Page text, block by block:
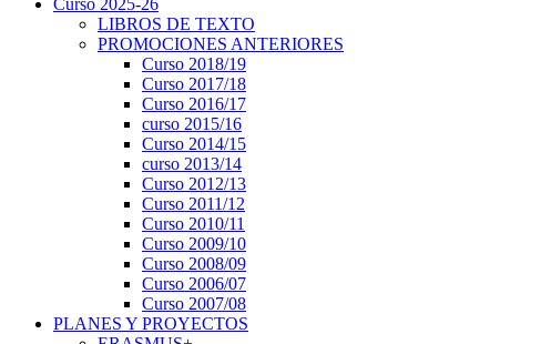
Curso 2025-26
LIBROS DE TEXTO
PROMOCIONES ANTERIORES
Curso 2018/19
Curso 2017/18
Curso 2016/17
curso 2015/16
Curso 2014/15
curso 2013/14
Curso 2012/13
Curso 2011/12
Curso 2010/11
Curso 2009/10
Curso 2008/09
Curso 2006/07
Curso 2007/08
PLANES Y PROYECTOS